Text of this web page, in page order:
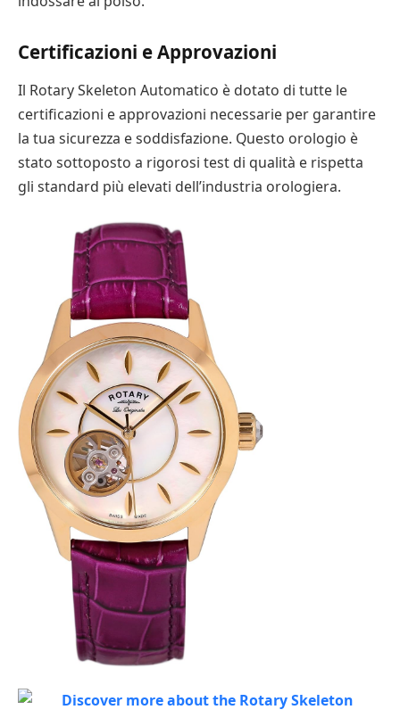
Certificazioni e Approvazioni
Il Rotary Skeleton Automatico è dotato di tutte le
certificazioni e approvazioni necessarie per garantire
la tua sicurezza e soddisfazione. Questo orologio è
stato sottoposto a rigorosi test di qualità e rispetta
gli standard più elevati dell’industria orologiera.